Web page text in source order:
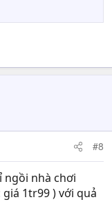
#8
ngồi nhà chơi
1tr99 ) với quả